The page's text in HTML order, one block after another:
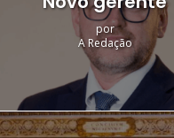
por
A Redação